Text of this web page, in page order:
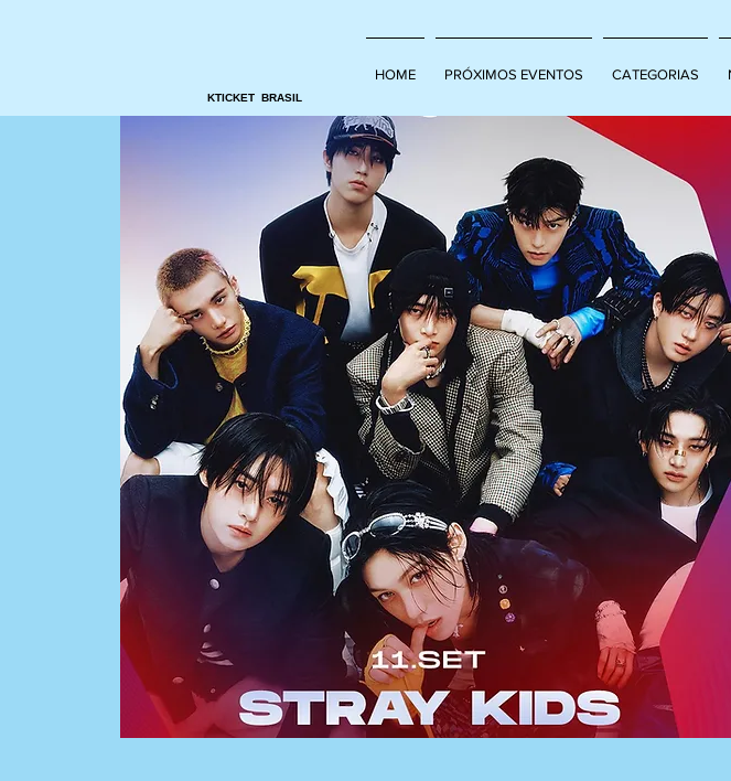
KTICKET BRASIL
HOME PRÓXIMOS EVENTOS CATEGORIAS